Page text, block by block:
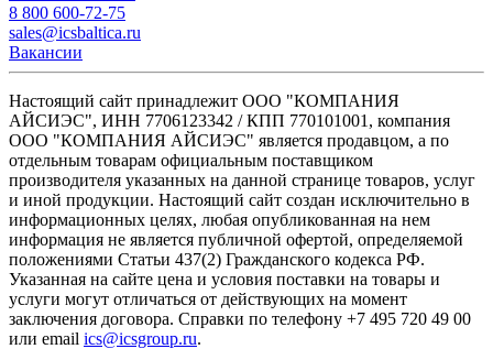
8 800 600-72-75
sales@icsbaltica.ru
Вакансии
Настоящий сайт принадлежит ООО "КОМПАНИЯ
АЙСИЭС", ИНН 7706123342 / КПП 770101001, компания
ООО "КОМПАНИЯ АЙСИЭС" является продавцом, а по
отдельным товарам официальным поставщиком
производителя указанных на данной странице товаров, услуг
и иной продукции. Настоящий сайт создан исключительно в
информационных целях, любая опубликованная на нем
информация не является публичной офертой, определяемой
положениями Статьи 437(2) Гражданского кодекса РФ.
Указанная на сайте цена и условия поставки на товары и
услуги могут отличаться от действующих на момент
заключения договора. Справки по телефону +7 495 720 49 00
или email ics@icsgroup.ru.